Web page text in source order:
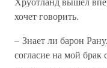
хочет говорить.
– Знает ли барон
согласие на мой